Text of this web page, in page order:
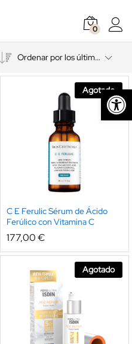
Abrir barra de herramientas
0
Ordenar por los últimos
Agotado
C E Ferulic Sérum de Ácido
Ferúlico con Vitamina C
177,00€
Agotado